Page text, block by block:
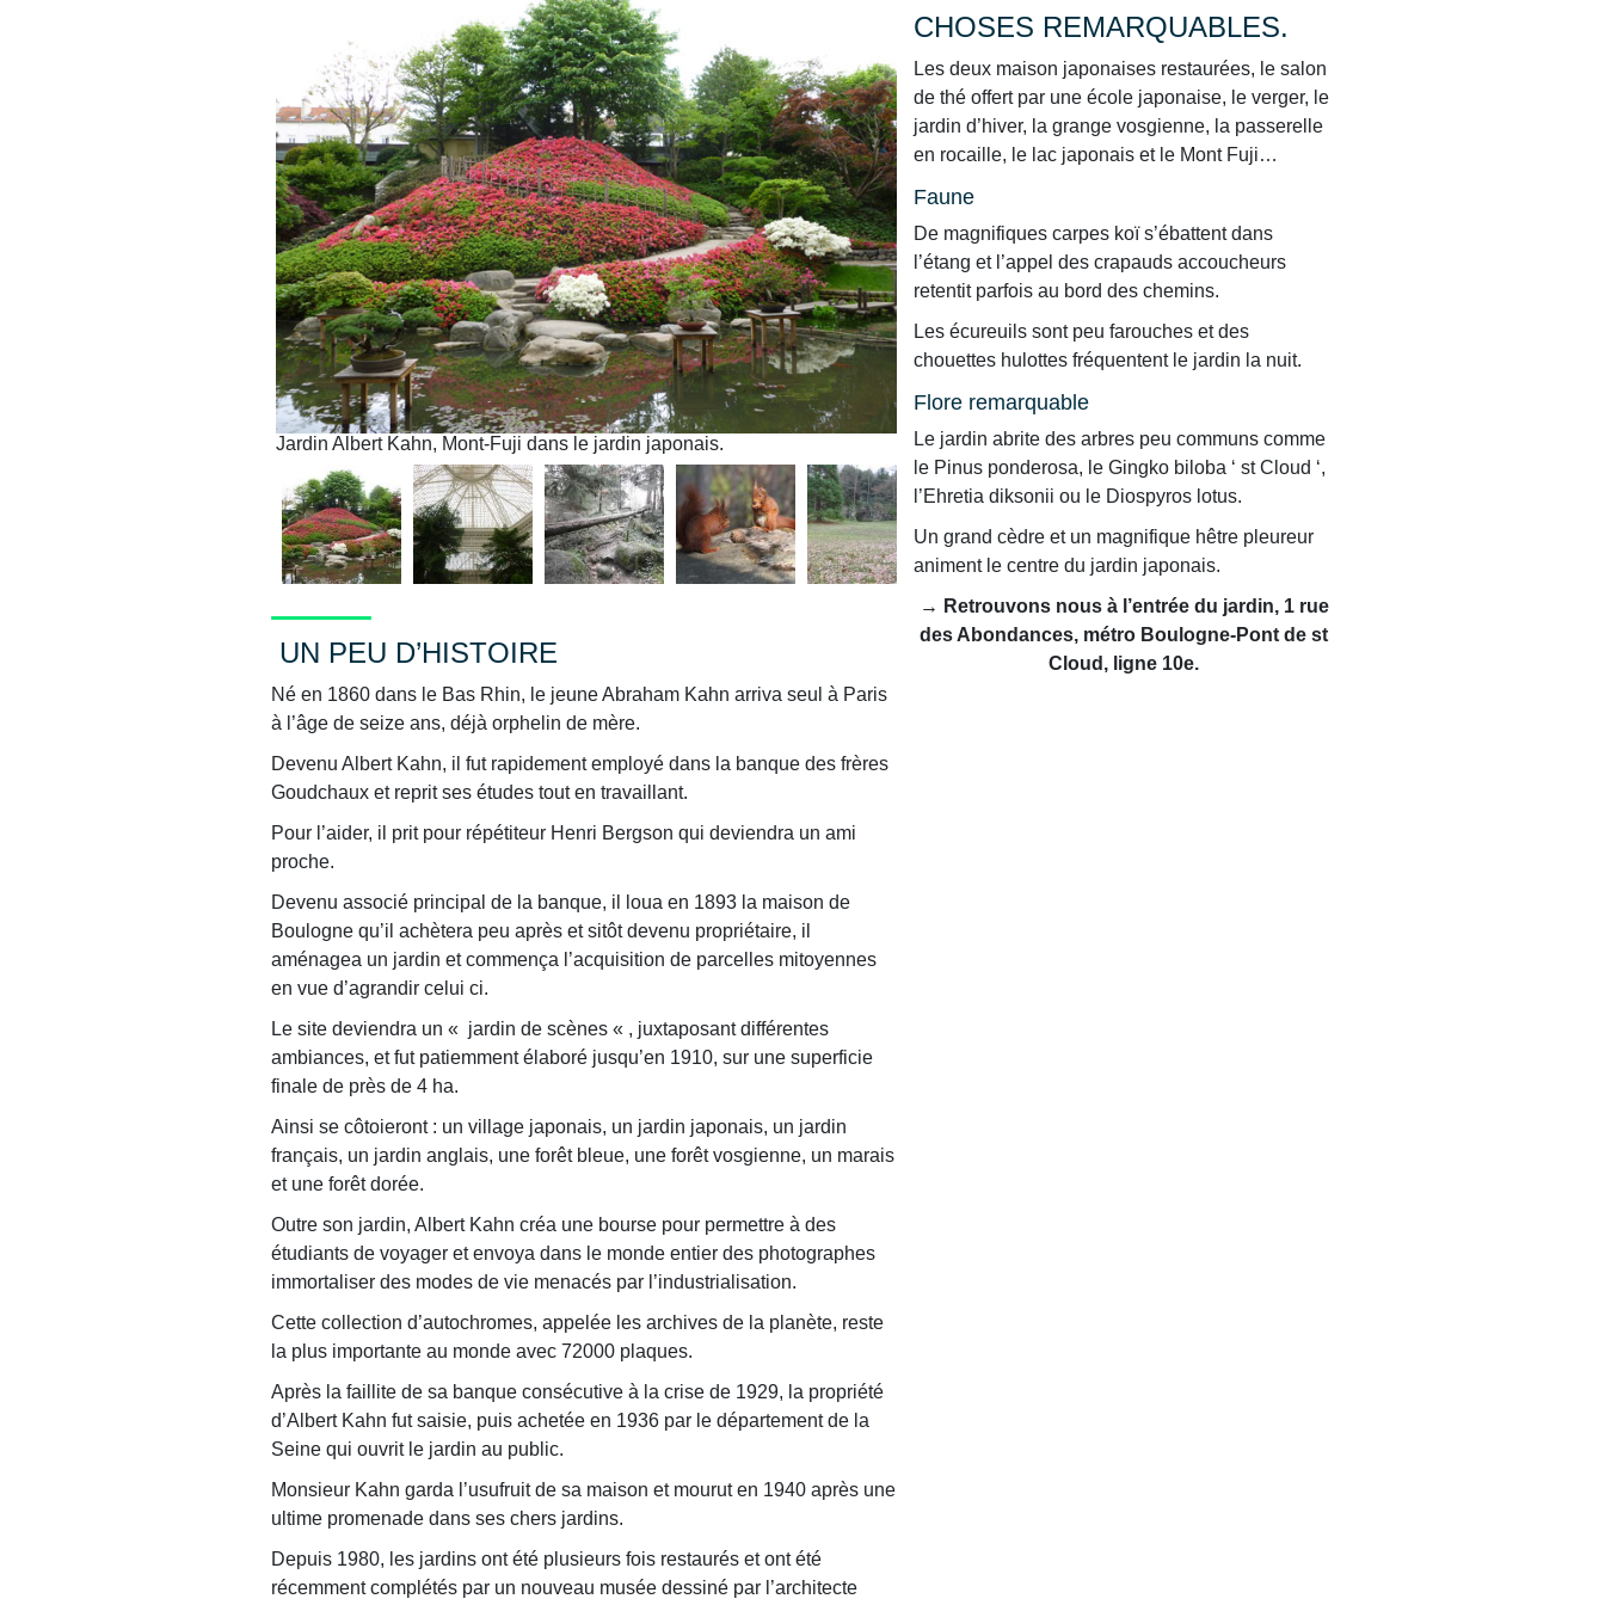
Jardin Albert Kahn, Mont-Fuji dans le jardin japonais. Jardin Albert-Kahn, Araucaria dans le jardin d'hiver.
UN PEU D’HISTOIRE
Né en 1860 dans le Bas Rhin, le jeune Abraham Kahn arriva seul à Paris
à l’âge de seize ans, déjà orphelin de mère.
Devenu Albert Kahn, il fut rapidement employé dans la banque des frères
Goudchaux et reprit ses études tout en travaillant.
Pour l’aider, il prit pour répétiteur Henri Bergson qui deviendra un ami
proche.
Devenu associé principal de la banque, il loua en 1893 la maison de
Boulogne qu’il achètera peu après et sitôt devenu propriétaire, il
aménagea un jardin et commença l’acquisition de parcelles mitoyennes
en vue d’agrandir celui ci.
Le site deviendra un « jardin de scènes « , juxtaposant différentes
ambiances, et fut patiemment élaboré jusqu’en 1910, sur une superficie
finale de près de 4 ha.
Ainsi se côtoieront : un village japonais, un jardin japonais, un jardin
français, un jardin anglais, une forêt bleue, une forêt vosgienne, un marais
et une forêt dorée.
Outre son jardin, Albert Kahn créa une bourse pour permettre à des
étudiants de voyager et envoya dans le monde entier des photographes
immortaliser des modes de vie menacés par l’industrialisation.
Cette collection d’autochromes, appelée les archives de la planète, reste
la plus importante au monde avec 72000 plaques.
Après la faillite de sa banque consécutive à la crise de 1929, la propriété
d’Albert Kahn fut saisie, puis achetée en 1936 par le département de la
Seine qui ouvrit le jardin au public.
Monsieur Kahn garda l’usufruit de sa maison et mourut en 1940 après une
ultime promenade dans ses chers jardins.
Depuis 1980, les jardins ont été plusieurs fois restaurés et ont été
récemment complétés par un nouveau musée dessiné par l’architecte
CHOSES REMARQUABLES.
Les deux maison japonaises restaurées, le salon
de thé offert par une école japonaise, le verger, le
jardin d’hiver, la grange vosgienne, la passerelle
en rocaille, le lac japonais et le Mont Fuji…
Faune
De magnifiques carpes koï s’ébattent dans
l’étang et l’appel des crapauds accoucheurs
retentit parfois au bord des chemins.
Les écureuils sont peu farouches et des
chouettes hulottes fréquentent le jardin la nuit.
Flore remarquable
Le jardin abrite des arbres peu communs comme
le Pinus ponderosa, le Gingko biloba ‘ st Cloud ‘,
l’Ehretia diksonii ou le Diospyros lotus.
Un grand cèdre et un magnifique hêtre pleureur
animent le centre du jardin japonais.
→ Retrouvons nous à l’entrée du jardin, 1 rue
des Abondances, métro Boulogne-Pont de st
Cloud, ligne 10e.